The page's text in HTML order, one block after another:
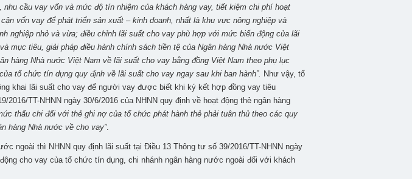
cầu vay vốn và mức độ tín nhiệm của khách hàng vay, tiết kiệm chi phí hoạt
vốn vay để phát triển sản xuất – kinh doanh, nhất là khu vực nông nghiệp và
nghiệp nhỏ và vừa; điều chỉnh lãi suất cho vay phù hợp với mức biến động của lãi
mục tiêu, giải pháp điều hành chính sách tiền tệ của Ngân hàng Nhà nước Việt
hàng Nhà nước Việt Nam về lãi suất cho vay bằng đồng Việt Nam theo phụ lục
tổ chức tín dụng quy định về lãi suất cho vay ngay sau khi ban hành”. Như vậy, tổ
khai lãi suất cho vay để người vay được biết khi ký kết hợp đồng vay tiêu
2016/TT-NHNN ngày 30/6/2016 của NHNN quy định về hoạt động thẻ ngân hàng
thấu chi đối với thẻ ghi nợ của tổ chức phát hành thẻ phải tuân thủ theo các quy
hàng Nhà nước về cho vay”.
ngoài thì NHNN quy định lãi suất tại Điều 13 Thông tư số 39/2016/TT-NHNN ngày
cho vay của tổ chức tín dụng, chi nhánh ngân hàng nước ngoài đối với khách